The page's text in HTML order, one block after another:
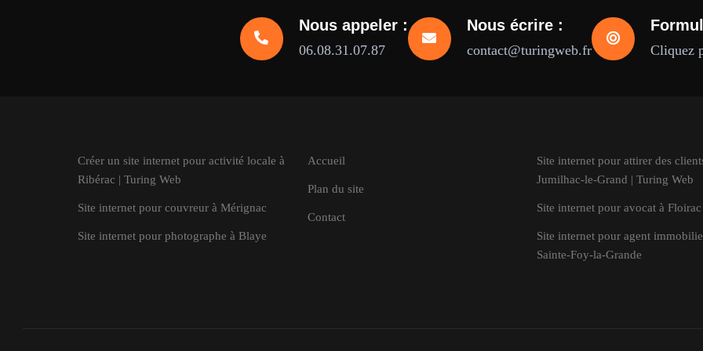
Nous appeler :
06.08.31.07.87
Nous écrire :
contact@turingweb.fr Cliquez
Créer un site internet pour activité locale à
Ribérac | Turing Web
Site internet pour couvreur à Mérignac
Site internet pour photographe à Blaye
Accueil
Plan du site
Contact
Site internet pour attirer des
Jumilhac-le-Grand | Turing Web
Site internet pour avocat à Floirac
Site internet pour agent
Sainte-Foy-la-Grande